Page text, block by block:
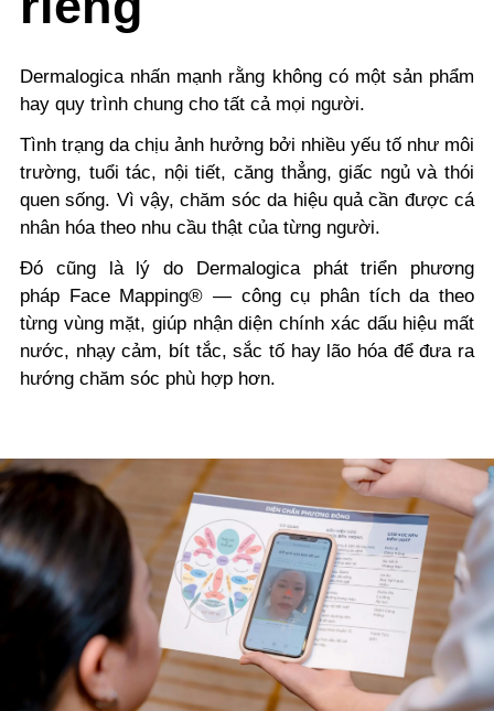
Dermalogica nhấn mạnh rằng không có một sản phẩm
hay quy trình chung cho tất cả mọi người.
Tình trạng da chịu ảnh hưởng bởi nhiều yếu tố như môi
trường, tuổi tác, nội tiết, căng thẳng, giấc ngủ và thói
quen sống. Vì vậy, chăm sóc da hiệu quả cần được cá
nhân hóa theo nhu cầu thật của từng người.
Đó cũng là lý do Dermalogica phát triển phương
pháp
Face Mapping® — công cụ phân tích da theo
từng vùng mặt, giúp nhận diện chính xác dấu hiệu mất
nước, nhạy cảm, bít tắc, sắc tố hay lão hóa để đưa ra
hướng chăm sóc phù hợp hơn.